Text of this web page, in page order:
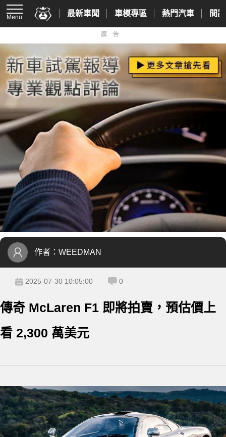
Menu 最新車聞 車模專區 熱門汽車 間
廣告
作者： WEEDMAN
2025-07-30 10:05:00 0
傳奇 McLaren F1 即將拍賣，預估價上
看 2,300 萬美元